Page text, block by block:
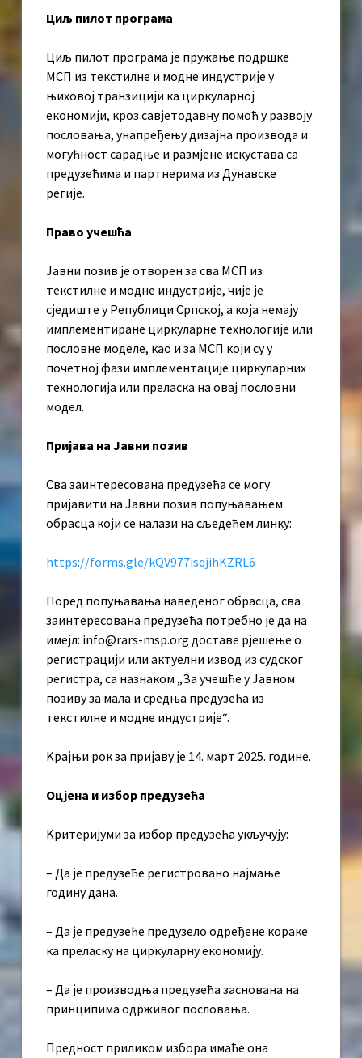
Циљ пилот програма
Циљ пилот програма је пружање подршке
МСП из текстилне и модне индустрије у
њиховој транзицији ка циркуларној
економији, кроз савјетодавну помоћ у развоју
пословања, унапређењу дизајна производа и
могућност сарадње и размјене искустава са
предузећима и партнерима из Дунавске
регије.
Право учешћа
Јавни позив је отворен за сва МСП из
текстилне и модне индустрије, чије је
сједиште у Републици Српској, а која немају
имплементиране циркуларне технологије или
пословне моделе, као и за МСП који су у
почетној фази имплементације циркуларних
технологија или преласка на овај пословни
модел.
Пријава на Јавни позив
Сва заинтересована предузећа се могу
пријавити на Јавни позив попуњавањем
обрасца који се налази на сљедећем линку:
https://forms.gle/kQV977isqjihKZRL6
Поред попуњавања наведеног обрасца, сва
заинтересована предузећа потребно је да на
имејл: info@rars-msp.org доставе рјешење о
регистрацији или актуелни извод из судског
регистра, са назнаком „За учешће у Јавном
позиву за мала и средња предузећа из
текстилне и модне индустрије“.
Kрајњи рок за пријаву је 14. март 2025. године.
Оцјена и избор предузећа
Kритеријуми за избор предузећа укључују:
– Да је предузеће регистровано најмање
годину дана.
– Да је предузеће предузело одређене кораке
ка преласку на циркуларну економију.
– Да је производња предузећа заснована на
принципима одрживог пословања.
Предност приликом избора имаће она